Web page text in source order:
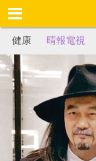
健康 晴報電視